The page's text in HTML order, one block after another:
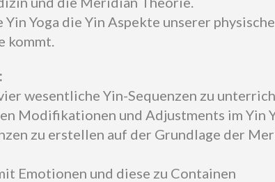
Yoga die Yin Aspekte unserer
kommt.
wesentliche Yin-Sequenzen zu
Modifikationen und Adjustments im Yin
zu erstellen auf der Grundlage der
Emotionen und diese zu Containen